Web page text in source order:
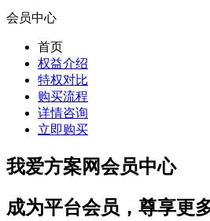
会员中心
首页
权益介绍
特权对比
购买流程
详情咨询
立即购买
我爱方案网会员中心
成为平台会员，尊享更